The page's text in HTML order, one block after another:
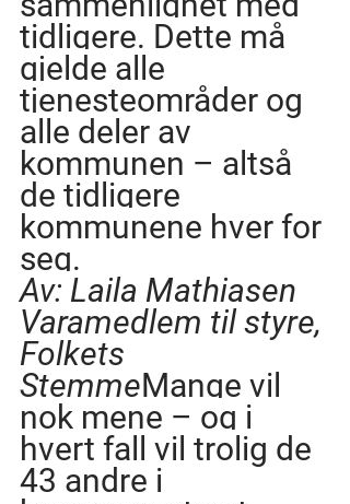
tidligere. Dette må
gjelde alle
tjenesteområder og
alle deler av
kommunen – altså
de tidligere
kommunene hver for
seg.
Av: Laila Mathiasen
Varamedlem til styre,
Folkets
StemmeMange vil
nok mene – og i
hvert fall vil trolig de
43 andre i